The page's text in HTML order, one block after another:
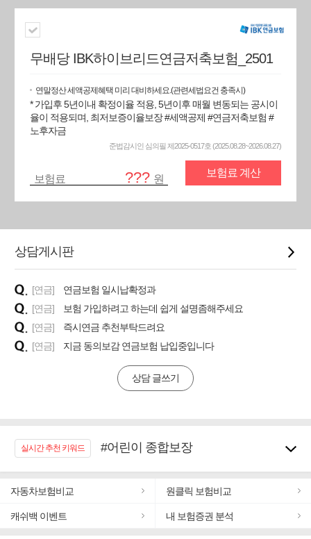
무배당 IBK하이브리드연금저축보험_2501
연말정산 세액공제혜택 미리 대비하세요.(관련세법요건 충족시)
* 가입후 5년이내 확정이율 적용, 5년이후 매월 변동되는 공시이
율이 적용되며, 최저보증이율보장 #세액공제 #연금저축보험 #
노후자금
준법감시인 심의필 제2025-0517호 (2025.08.28~2026.08.27)
보험료 ??? 원
보험료 계산
상담게시판
[연금]
연금보험 일시납확정과
[연금]
보험 가입하려고 하는데 쉽게 설명좀해주세요
[연금]
즉시연금 추천부탁드려요
[연금]
지금 동의보감 연금보험 납입중입니다
상담 글쓰기
실시간 추천 키워드
#어린이 종합보장
#우리집 화재, 도난대비
#추천골프보험
#바뀌기전에 4세대 가입
자동차보험비교 원클릭 보험비교
캐쉬백 이벤트 내 보험증권 분석